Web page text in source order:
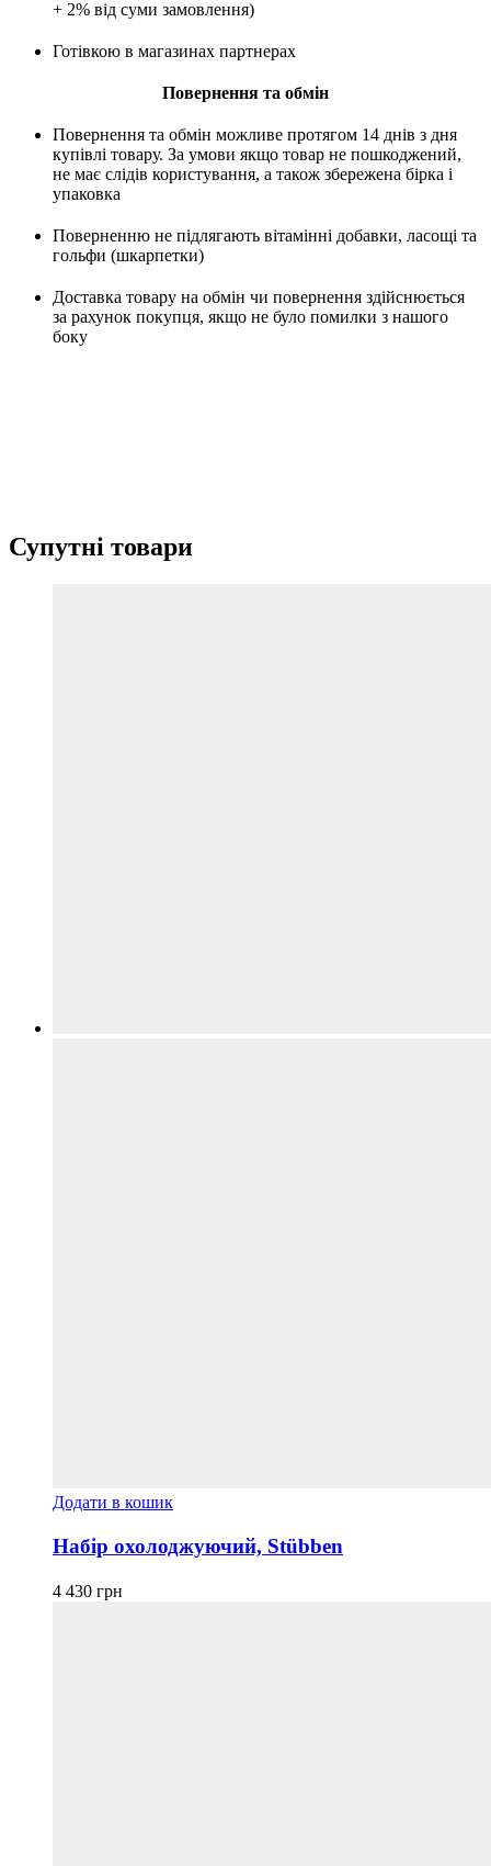
+ 2% від суми замовлення)
Готівкою в магазинах партнерах
Повернення та обмін
Повернення та обмін можливе протягом 14 днів з дня
купівлі товару. За умови якщо товар не пошкоджений,
не має слідів користування, а також збережена бірка і
упаковка
Поверненню не підлягають вітамінні добавки, ласощі та
гольфи (шкарпетки)
Доставка товару на обмін чи повернення здійснюється
за рахунок покупця, якщо не було помилки з нашого
боку
Супутні товари
Додати в кошик
Набір охолоджуючий, Stübben
4 430 грн